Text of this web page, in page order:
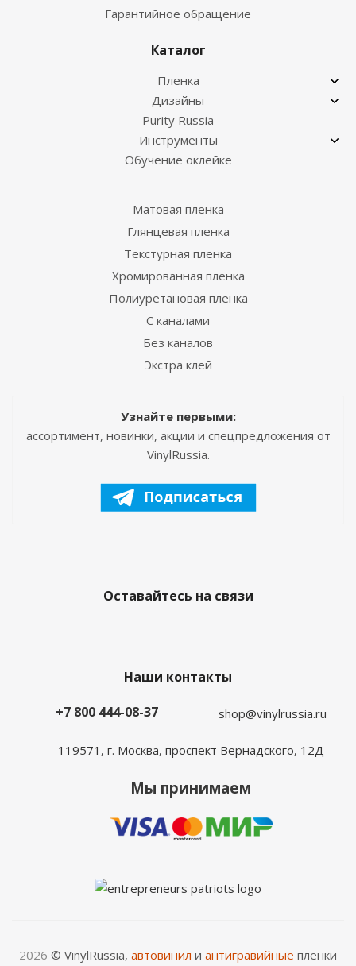
Гарантийное обращение
Каталог
Пленка
Дизайны
Purity Russia
Инструменты
Обучение оклейке
Матовая пленка
Глянцевая пленка
Текстурная пленка
Хромированная пленка
Полиуретановая пленка
С каналами
Без каналов
Экстра клей
Узнайте первыми:
ассортимент, новинки, акции и спецпредложения от
VinylRussia.
Оставайтесь на связи
Наши контакты
+7 800 444-08-37
shop@vinylrussia.ru
119571, г. Москва, проспект Вернадского, 12Д
Мы принимаем
2026 © VinylRussia, автовинил и антигравийные пленки